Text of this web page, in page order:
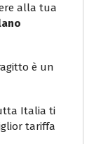
alla tua
è un
Italia ti
tariffa